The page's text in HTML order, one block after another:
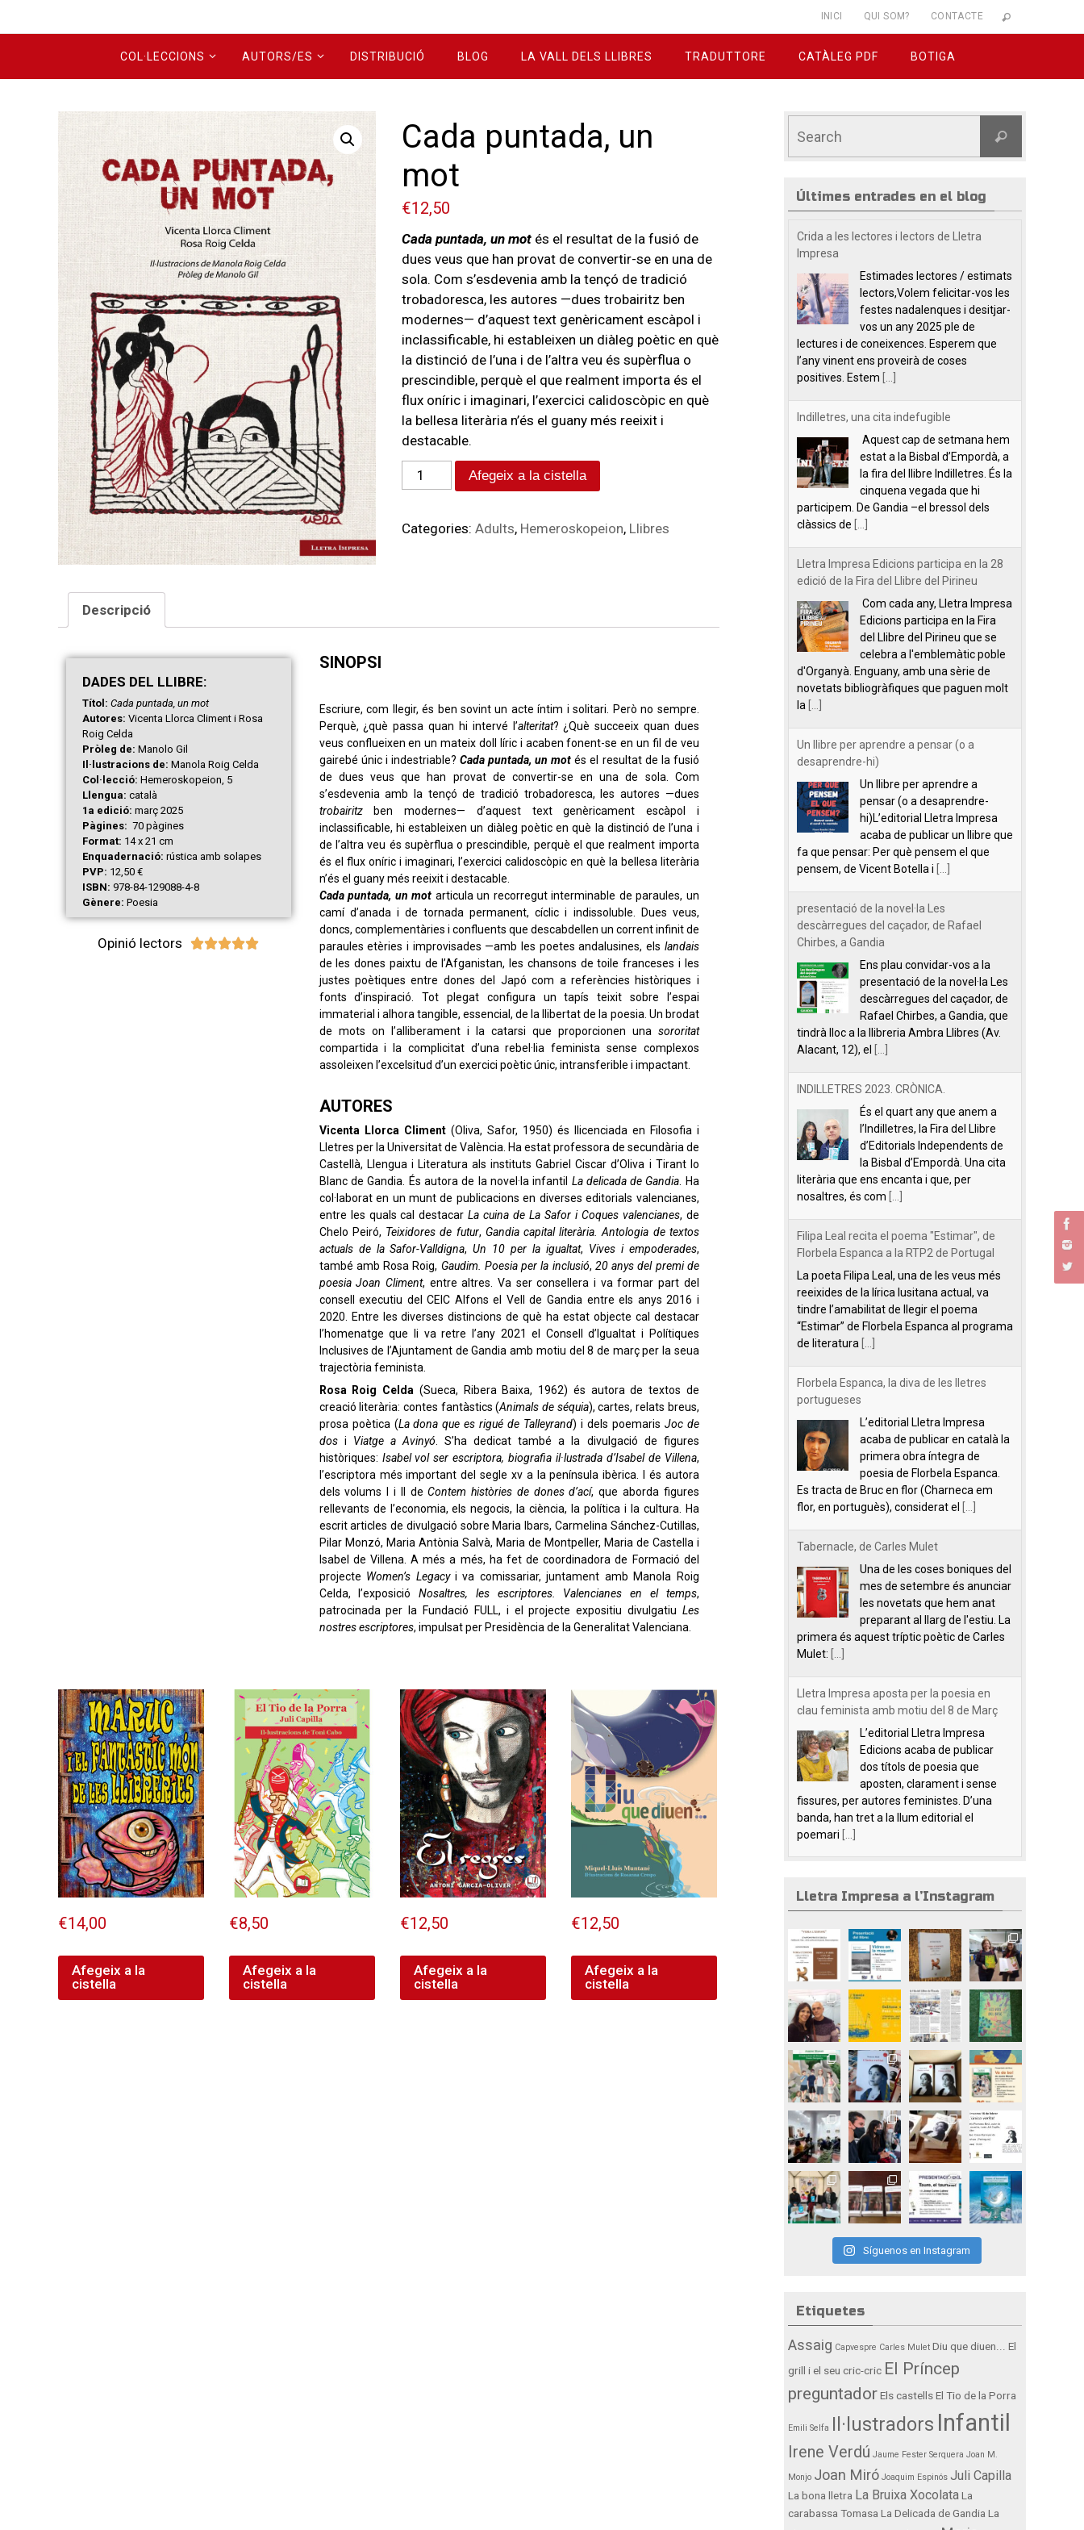
INICI QUI SOM? CONTACTE
COL·LECCIONS AUTORS/ES DISTRIBUCIÓ BLOG LA VALL DELS LLIBRES TRADUTTORE CATÀLEG PDF BOTIGA
Cada puntada, un
mot
€12,50
Cada puntada, un mot és el resultat de la fusió de
dues veus que han provat de convertir-se en una de
sola. Com s’esdevenia amb la tençó de tradició
trobadoresca, les autores —dues trobairitz ben
modernes— d’aquest text genèricament escàpol i
inclassificable, hi estableixen un diàleg poètic en què
la distinció de l’una i de l’altra veu és supèrflua o
prescindible, perquè el que realment importa és el
flux oníric i imaginari, l’exercici calidoscòpic en què
la bellesa literària n’és el guany més reeixit i
destacable.
Afegeix a la cistella
Categories:Adults, Hemeroskopeion, Llibres
Descripció
DADES DEL LLIBRE:
Títol: Cada puntada, un mot
Autores: Vicenta Llorca Climent i Rosa
Roig Celda
Pròleg de: Manolo Gil
Il·lustracions de: Manola Roig Celda
Col·lecció: Hemeroskopeion, 5
Llengua: català
1a edició: març 2025
Pàgines: 70 pàgines
Format: 14 x 21 cm
Enquadernació: rústica amb solapes
PVP: 12,50 €
ISBN: 978-84-129088-4-8
Gènere: Poesia
Opinió lectors 
SINOPSI
Escriure, com llegir, és ben sovint un acte íntim i solitari. Però no sempre.
Perquè, ¿què passa quan hi intervé l’alteritat? ¿Què succeeix quan dues
veus conflueixen en un mateix doll líric i acaben fonent-se en un fil de veu
gairebé únic i indestriable?Cada puntada, un mot és el resultat de la fusió
de dues veus que han provat de convertir-se en una de sola. Com
s’esdevenia amb la tençó de tradició trobadoresca, les autores —dues
trobairitzben modernes— d’aquest text genèricament escàpol i
inclassificable, hi estableixen un diàleg poètic en què la distinció de l’una i
de l’altra veu és supèrflua o prescindible, perquè el que realment importa
és el flux oníric i imaginari, l’exercici calidoscòpic en què la bellesa literària
n’és el guany més reeixit i destacable.
Cada puntada, un mot articula un recorregut interminable de paraules, un
camí d’anada i de tornada permanent, cíclic i indissoluble. Dues veus,
doncs, complementàries i confluents que descabdellen un corrent infinit de
paraules etèries i improvisades —amb les poetes andalusines, els landais
de les dones paixtu de l’Afganistan, les chansons de toile franceses i les
justes poètiques entre dones del Japó com a referències històriques i
fonts d’inspiració. Tot plegat configura un tapís teixit sobre l’espai
immaterial i alhora tangible, essencial, de la llibertat de la poesia. Un brodat
de mots on l’alliberament i la catarsi que proporcionen una sororitat
compartida i la complicitat d’una rebel·lia feminista sense complexos
assoleixen l’excelsitud d’un exercici poètic únic, intransferible i impactant.
AUTORES
Vicenta Llorca Climent(Oliva, Safor, 1950) és llicenciada en Filosofia i
Lletres per la Universitat de València. Ha estat professora de secundària de
Castellà, Llengua i Literatura als instituts Gabriel Ciscar d’Oliva i Tirant lo
Blanc de Gandia. És autora de la novel·la infantil La delicada de Gandia . Ha
col·laborat en un munt de publicacions en diverses editorials valencianes,
entre les quals cal destacarLa cuina de La Safor i Coques valencianes, de
Chelo Peiró, Teixidores de futur, Gandia capital literària. Antologia de textos
actuals de la Safor-Valldigna,Un 10 per la igualtat, Vives i empoderades,
també amb Rosa Roig, Gaudim. Poesia per la inclusió, 20 anys del premi de
poesia Joan Climent, entre altres. Va ser consellera i va formar part del
consell executiu del CEIC Alfons el Vell de Gandia entre els anys 2016 i
2020. Entre les diverses distincions de què ha estat objecte cal destacar
l’homenatge que li va retre l’any 2021 el Consell d’Igualtat i Polítiques
Inclusives de l’Ajuntament de Gandia amb motiu del 8 de març per la seua
trajectòria feminista.
Rosa Roig Celda (Sueca, Ribera Baixa, 1962) és autora de textos de
creació literària: contes fantàstics (Animals de séquia), cartes, relats breus,
prosa poètica (La dona que es rigué de Talleyrand) i dels poemaris Joc de
dosi Viatge a Avinyó . S’ha dedicat també a la divulgació de figures
històriques: Isabel vol ser escriptora, biografia il·lustrada d’Isabel de Villena,
l’escriptora més important del segle xv a la península ibèrica. I és autora
dels volums I i II deContem històries de dones d’ací, que aborda figures
rellevants de l’economia, els negocis, la ciència, la política i la cultura. Ha
escrit articles de divulgació sobre Maria Ibars, Carmelina Sánchez-Cutillas,
Pilar Monzó, Maria Antònia Salvà, Maria de Montpeller, Maria de Castella i
Isabel de Villena. A més a més, ha fet de coordinadora de Formació del
projecte Women’s Legacyi va comissariar, juntament amb Manola Roig
Celda, l’exposicióNosaltres, les escriptores. Valencianes en el temps,
patrocinada per la Fundació FULL, i el projecte expositiu divulgatiu Les
nostres escriptores, impulsat per Presidència de la Generalitat Valenciana.
€14,00
Afegeix a la
cistella
€8,50
Afegeix a la
cistella
€12,50
Afegeix a la
cistella
€12,50
Afegeix a la
cistella
Últimes entrades en el blog
Crida a les lectores i lectors de Lletra
Impresa
Estimades lectores / estimats
lectors,Volem felicitar-vos les
festes nadalenques i desitjar-
vos un any 2025 ple de
lectures i de coneixences. Esperem que
l’any vinent ens proveirà de coses
positives. Estem
Indilletres, una cita indefugible
Aquest cap de setmana hem
estat a la Bisbal d’Empordà, a
la fira del llibre Indilletres. És la
cinquena vegada que hi
participem. De Gandia –el bressol dels
clàssics de
Lletra Impresa Edicions participa en la 28
edició de la Fira del Llibre del Pirineu
Com cada any, Lletra Impresa
Edicions participa en la Fira
del Llibre del Pirineu que se
celebra a l'emblemàtic poble
d'Organyà. Enguany, amb una sèrie de
novetats bibliogràfiques que paguen molt
la
Un llibre per aprendre a pensar (o a
desaprendre-hi)
Un llibre per aprendre a
pensar (o a desaprendre-
hi)L’editorial Lletra Impresa
acaba de publicar un llibre que
fa que pensar: Per què pensem el que
pensem, de Vicent Botella i
presentació de la novel·la Les
descàrregues del caçador, de Rafael
Chirbes, a Gandia
Ens plau convidar-vos a la
presentació de la novel·la Les
descàrregues del caçador, de
Rafael Chirbes, a Gandia, que
tindrà lloc a la llibreria Ambra Llibres (Av.
Alacant, 12), el
INDILLETRES 2023. CRÒNICA.
És el quart any que anem a
l’Indilletres, la Fira del Llibre
d’Editorials Independents de
la Bisbal d’Empordà. Una cita
literària que ens encanta i que, per
nosaltres, és com
Filipa Leal recita el poema "Estimar", de
Florbela Espanca a la RTP2 de Portugal
La poeta Filipa Leal, una de les veus més
reeixides de la lírica lusitana actual, va
tindre l’amabilitat de llegir el poema
“Estimar” de Florbela Espanca al programa
de literatura
Florbela Espanca, la diva de les lletres
portugueses
L’editorial Lletra Impresa
acaba de publicar en català la
primera obra íntegra de
poesia de Florbela Espanca.
Es tracta de Bruc en flor (Charneca em
flor, en portuguès), considerat el
Tabernacle, de Carles Mulet
Una de les coses boniques del
mes de setembre és anunciar
les novetats que hem anat
preparant al llarg de l'estiu. La
primera és aquest tríptic poètic de Carles
Mulet:
Lletra Impresa aposta per la poesia en
clau feminista amb motiu del 8 de Març
L’editorial Lletra Impresa
Edicions acaba de publicar
dos títols de poesia que
aposten, clarament i sense
fissures, per autores feministes. D’una
banda, han tret a la llum editorial el
poemari
Lletra Impresa a l’Instagram
Síguenos en Instagram
Etiquetes
Assaig Capvespre Carles Mulet Diu que diuen...
El
grill i el seu cric-cric El Príncep
preguntadorEls castellsEl Tio de la Porra
Emili Selfa Il·lustradors Infantil
Irene Verdú Jaume Fester Serquera Joan M.
Monjo Joan Miró Joaquim Espinós Juli Capilla
La bona lletra La Bruixa XocolataLa
carabassa Tomasa La Delicada de Gandia La